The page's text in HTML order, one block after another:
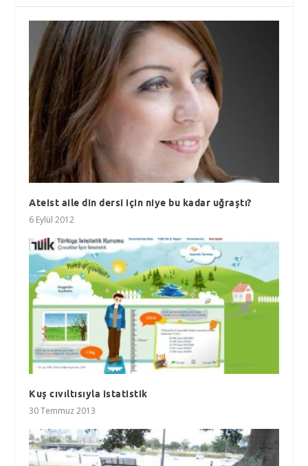
Ateist aile din dersi için niye bu kadar uğraştı?
6 Eylül 2012
Kuş cıvıltısıyla istatistik
30 Temmuz 2013